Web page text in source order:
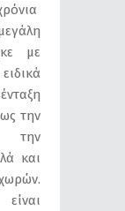
με
την
την
και